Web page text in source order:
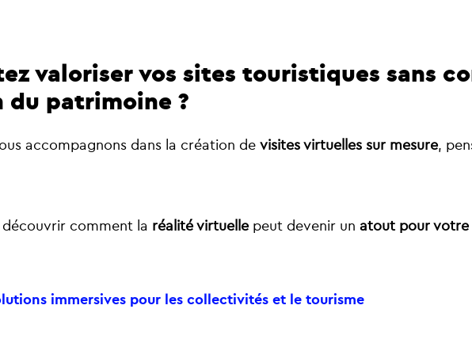
valoriser vos sites touristiques sans
du patrimoine ?
accompagnons dans la création de visites virtuelles sur mesure,
comment la réalité virtuelle peut devenir un atout pour
immersives pour les collectivités et le tourisme